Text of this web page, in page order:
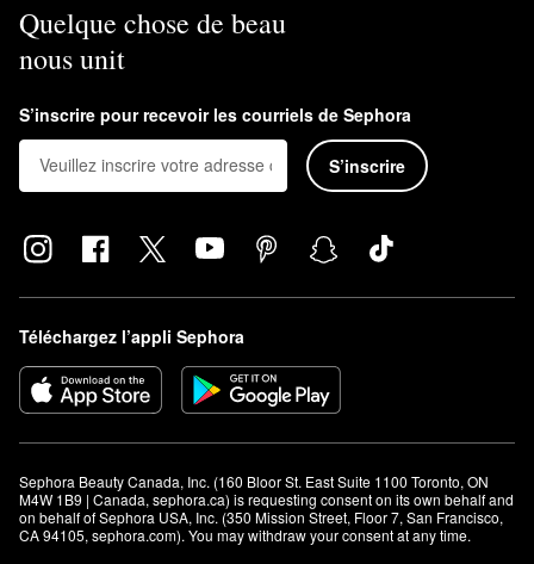
Quelque chose de beau
nous unit
S’inscrire pour recevoir les courriels de Sephora
S’inscrire
Téléchargez l’appli Sephora
Sephora Beauty Canada, Inc. (160 Bloor St. East Suite 1100 Toronto, ON
M4W 1B9 | Canada, sephora.ca) is requesting consent on its own behalf and
on behalf of Sephora USA, Inc. (350 Mission Street, Floor 7, San Francisco,
CA 94105, sephora.com). You may withdraw your consent at any time.